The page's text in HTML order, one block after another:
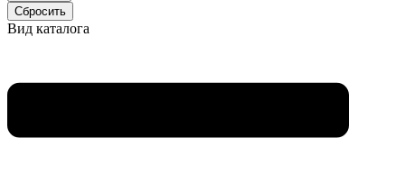
Вид каталога